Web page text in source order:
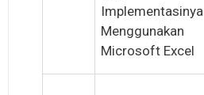
Implementasinya
Menggunakan
Microsoft Excel